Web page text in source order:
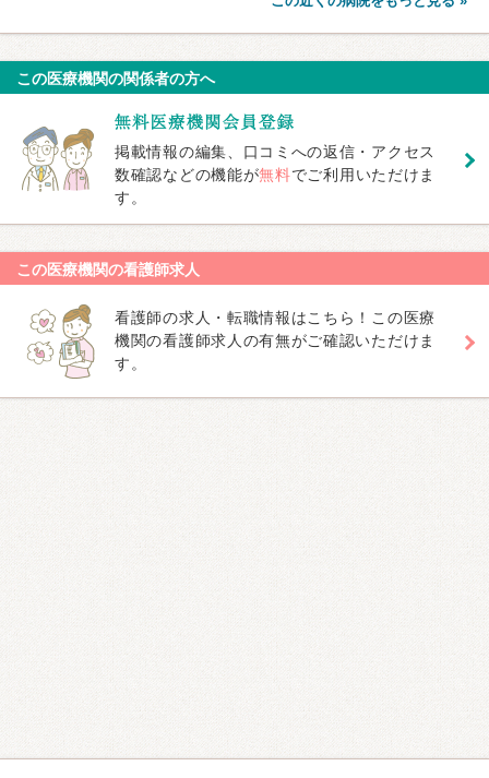
この医療機関の関係者の方へ
掲載情報の編集、口コミへの返信・アクセス
数確認などの機能が無料でご利用いただけま
す。
この医療機関の看護師求人
看護師の求人・転職情報はこちら！この医療
機関の看護師求人の有無がご確認いただけま
す。